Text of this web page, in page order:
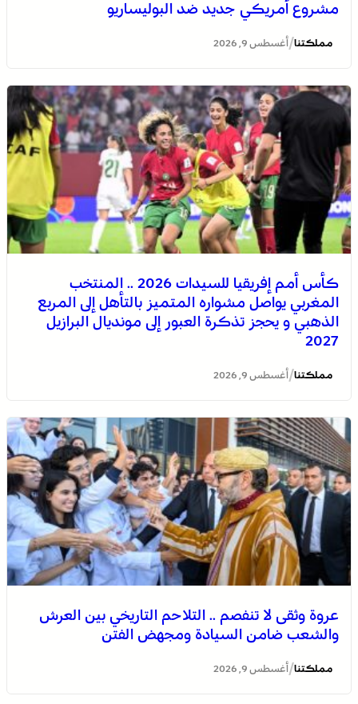
مشروع أمريكي جديد ضد البوليساريو
مملكتنا/ أغسطس 9, 2026
كأس أمم إفريقيا للسيدات 2026 .. المنتخب
المغربي يواصل مشواره المتميز بالتأهل إلى المربع
الذهبي و يحجز تذكرة العبور إلى مونديال البرازيل
2027
مملكتنا/ أغسطس 9, 2026
عروة وثقى لا تنفصم .. التلاحم التاريخي بين العرش
والشعب ضامن السيادة ومجهض الفتن
مملكتنا/ أغسطس 9, 2026
عيسى .. أصغر فرسان التبوريدة يحمل مشعل تراث عريق
مشروع أمريكي جديد ضد البوليساريو